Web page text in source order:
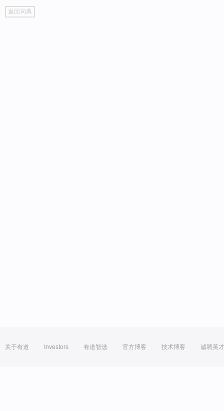
go
top
返回词典
关于有道 Investors 有道智选 官方博客 技术博客 诚聘英才